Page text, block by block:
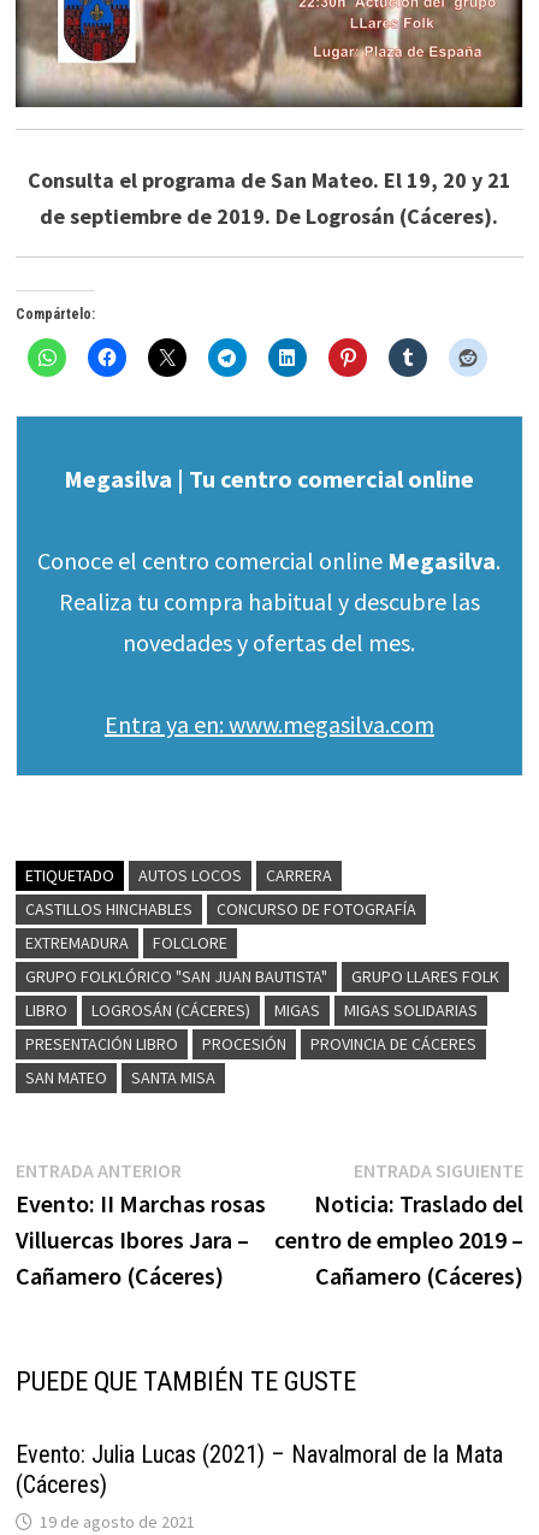
Consulta el programa de San Mateo. El 19, 20 y 21
de septiembre de 2019. De Logrosán (Cáceres).
Compártelo:
Megasilva | Tu centro comercial online
Conoce el centro comercial online Megasilva.
Realiza tu compra habitual y descubre las
novedades y ofertas del mes.
Entra ya en: www.megasilva.com
ETIQUETADO AUTOS LOCOS
CARRERA
CASTILLOS HINCHABLES
CONCURSO DE FOTOGRAFÍA
EXTREMADURA
FOLCLORE
GRUPO FOLKLÓRICO "SAN JUAN BAUTISTA"
GRUPO LLARES FOLK
LIBRO
LOGROSÁN (CÁCERES) MIGAS
MIGAS SOLIDARIAS
PRESENTACIÓN LIBRO
PROCESIÓN
PROVINCIA DE CÁCERES
SAN MATEO
SANTA MISA
Navegación
de
entradas
ENTRADA ANTERIOREntrada
anterior:
Evento: II Marchas rosas
Villuercas Ibores Jara –
Cañamero (Cáceres)
ENTRADA SIGUIENTE
Noticia: Traslado del
centro de empleo 2019 –
Cañamero (Cáceres)
PUEDE QUE TAMBIÉN TE GUSTE
Evento: Julia Lucas (2021) – Navalmoral de la Mata
(Cáceres)
19 de agosto de 2021